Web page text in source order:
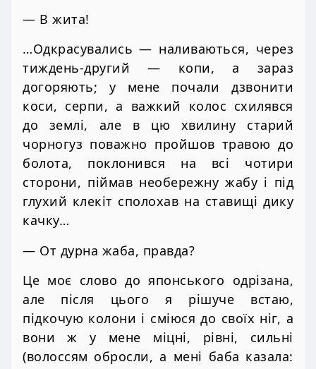
— В жита!
…Одкрасувались — наливаються, через
тиждень-другий — копи, а зараз
догоряють; у мене почали дзвонити
коси, серпи, а важкий колос схилявся
до землі, але в цю хвилину старий
чорногуз поважно пройшов травою до
болота, поклонився на всі чотири
сторони, піймав необережну жабу і під
глухий клекіт сполохав на ставищі дику
качку…
— От дурна жаба, правда?
Це моє слово до японського одрізана,
але після цього я рішуче встаю,
підкочую колони і сміюся до своїх ніг, а
вони ж у мене міцні, рівні, сильні
(волоссям обросли, а мені баба казала: